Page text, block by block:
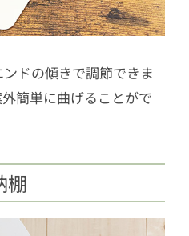
ドの傾きで調節できま
簡単に曲げることがで
棚